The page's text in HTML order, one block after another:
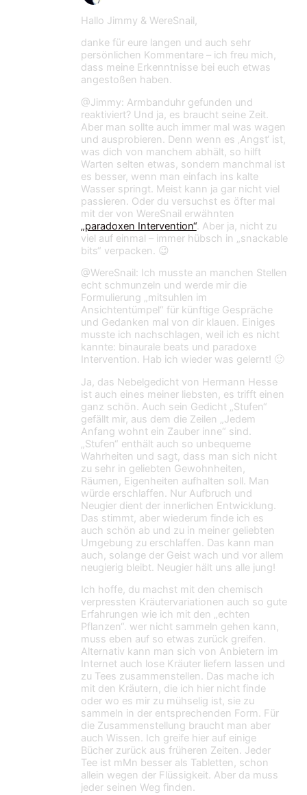
Hallo Jimmy & WereSnail,
danke für eure langen und auch sehr
persönlichen Kommentare – ich freu mich,
dass meine Erkenntnisse bei euch etwas
angestoßen haben.
@Jimmy: Armbanduhr gefunden und
reaktiviert? Und ja, es braucht seine Zeit.
Aber man sollte auch immer mal was wagen
und ausprobieren. Denn wenn es ‚Angst‘ ist,
was dich von manchem abhält, so hilft
Warten selten etwas, sondern manchmal ist
es besser, wenn man einfach ins kalte
Wasser springt. Meist kann ja gar nicht viel
passieren. Oder du versuchst es öfter mal
mit der von WereSnail erwähnten
„paradoxen Intervention“. Aber ja, nicht zu
viel auf einmal – immer hübsch in „snackable
bits“ verpacken. 😉
@WereSnail: Ich musste an manchen Stellen
echt schmunzeln und werde mir die
Formulierung „mitsuhlen im
Ansichtentümpel“ für künftige Gespräche
und Gedanken mal von dir klauen. Einiges
musste ich nachschlagen, weil ich es nicht
kannte: binaurale beats und paradoxe
Intervention. Hab ich wieder was gelernt! 🙂
Ja, das Nebelgedicht von Hermann Hesse
ist auch eines meiner liebsten, es trifft einen
ganz schön. Auch sein Gedicht „Stufen“
gefällt mir, aus dem die Zeilen „Jedem
Anfang wohnt ein Zauber inne“ sind.
„Stufen“ enthält auch so unbequeme
Wahrheiten und sagt, dass man sich nicht
zu sehr in geliebten Gewohnheiten,
Räumen, Eigenheiten aufhalten soll. Man
würde erschlaffen. Nur Aufbruch und
Neugier dient der innerlichen Entwicklung.
Das stimmt, aber wiederum finde ich es
auch schön ab und zu in meiner geliebten
Umgebung zu erschlaffen. Das kann man
auch, solange der Geist wach und vor allem
neugierig bleibt. Neugier hält uns alle jung!
Ich hoffe, du machst mit den chemisch
verpressten Kräutervariationen auch so gute
Erfahrungen wie ich mit den „echten
Pflanzen“. wer nicht sammeln gehen kann,
muss eben auf so etwas zurück greifen.
Alternativ kann man sich von Anbietern im
Internet auch lose Kräuter liefern lassen und
zu Tees zusammenstellen. Das mache ich
mit den Kräutern, die ich hier nicht finde
oder wo es mir zu mühselig ist, sie zu
sammeln in der entsprechenden Form. Für
die Zusammenstellung braucht man aber
auch Wissen. Ich greife hier auf einige
Bücher zurück aus früheren Zeiten. Jeder
Tee ist mMn besser als Tabletten, schon
allein wegen der Flüssigkeit. Aber da muss
jeder seinen Weg finden.